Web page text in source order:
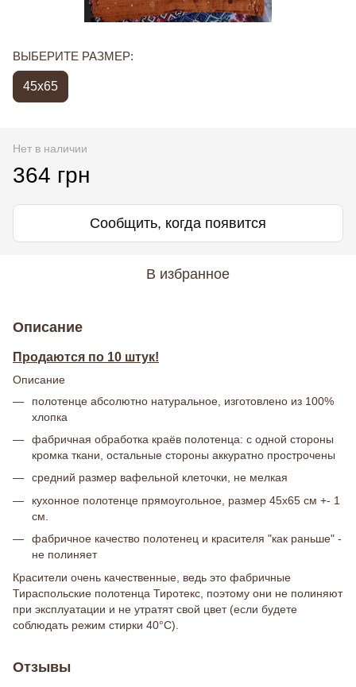
ВЫБЕРИТЕ РАЗМЕР:
45х65
Нет в наличии
364 грн
Сообщить, когда появится
В избранное
Описание
Продаются по 10 штук!
Описание
полотенце абсолютно натуральное, изготовлено из 100%
хлопка
фабричная обработка краёв полотенца: с одной стороны
кромка ткани, остальные стороны аккуратно прострочены
средний размер вафельной клеточки, не мелкая
кухонное полотенце прямоугольное, размер 45х65 см +- 1
см.
фабричное качество полотенец и красителя "как раньше" -
не полиняет
Красители очень качественные, ведь это фабричные
Тираспольские полотенца Тиротекс, поэтому они не полиняют
при эксплуатации и не утратят свой цвет (если будете
соблюдать режим стирки 40°C).
Отзывы